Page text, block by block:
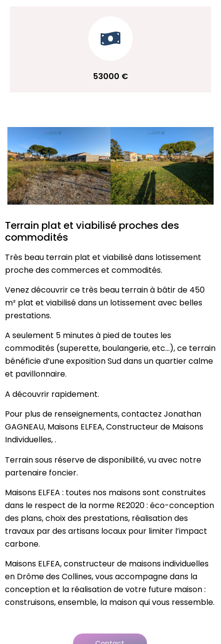
53000 €
Terrain plat et viabilisé proches des
commodités
Très beau terrain plat et viabilisé dans lotissement
proche des commerces et commodités.
Venez découvrir ce très beau terrain à bâtir de 450
m² plat et viabilisé dans un lotissement avec belles
prestations.
A seulement 5 minutes à pied de toutes les
commodités (superette, boulangerie, etc…), ce terrain
bénéficie d’une exposition Sud dans un quartier calme
et pavillonnaire.
A découvrir rapidement.
Pour plus de renseignements, contactez Jonathan
GAGNEAU, Maisons ELFEA, Constructeur de Maisons
Individuelles, .
Terrain sous réserve de disponibilité, vu avec notre
partenaire foncier.
Maisons ELFEA : toutes nos maisons sont construites
dans le respect de la norme RE2020 : éco-conception
des plans, choix des prestations, réalisation des
travaux par des artisans locaux pour limiter l’impact
carbone.
Maisons ELFEA, constructeur de maisons individuelles
en Drôme des Collines, vous accompagne dans la
conception et la réalisation de votre future maison :
construisons, ensemble, la maison qui vous ressemble.
Contact